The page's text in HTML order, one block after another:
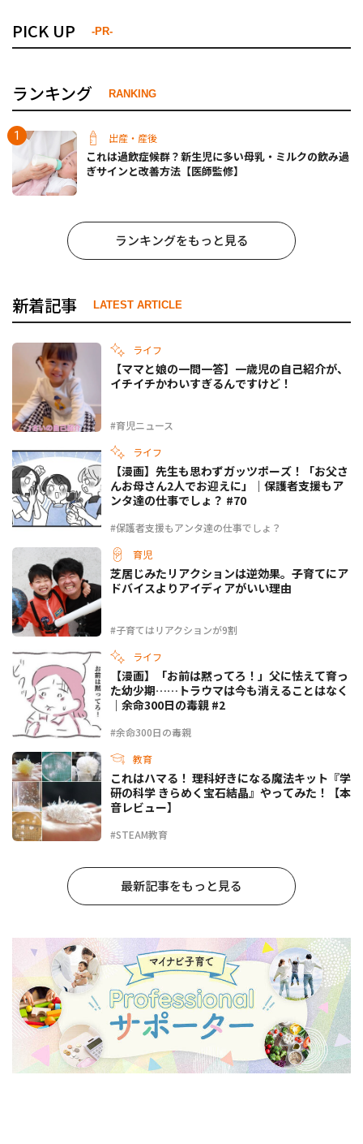
PICK UP -PR-
ランキング RANKING
出産・産後
これは過飲症候群？新生児に多い母乳・ミルクの飲み過
ぎサインと改善方法【医師監修】
ランキングをもっと見る
新着記事 LATEST ARTICLE
ライフ
#育児ニュース
【ママと娘の一問一答】一歳児の自己紹介が、
イチイチかわいすぎるんですけど！
ライフ
#保護者支援もアンタ達の仕事でしょ？
【漫画】先生も思わずガッツポーズ！「お父さ
んお母さん2人でお迎えに」｜保護者支援もア
ンタ達の仕事でしょ？ #70
育児
#子育てはリアクションが9割
芝居じみたリアクションは逆効果。子育てにア
ドバイスよりアイディアがいい理由
ライフ
#余命300日の毒親
【漫画】「お前は黙ってろ！」父に怯えて育っ
た幼少期……トラウマは今も消えることはなく
｜余命300日の毒親 #2
教育
#STEAM教育
これはハマる！ 理科好きになる魔法キット『学
研の科学 きらめく宝石結晶』やってみた！【本
音レビュー】
最新記事をもっと見る